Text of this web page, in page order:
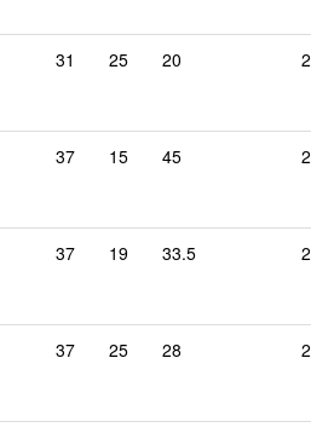
31 25 20
37 15 45
37 19 33.5
37 25 28